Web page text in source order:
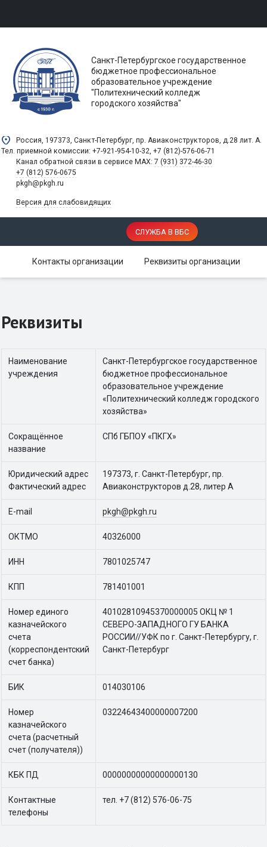
Санкт-Петербургское государственное
бюджетное профессиональное
образовательное учреждение
"Политехнический колледж
городского хозяйства"
Россия, 197373, Санкт-Петербург, пр. Авиаконструкторов, д.28 лит. A.
Тел. приемной комиссии: +7-921-954-10-32, +7 (812)-576-06-71
Канал обратной связи в сервисе MAX: 7 (931) 372-46-30
+7 (812) 576-0675
pkgh@pkgh.ru
Версия для слабовидящих
СЛУЖБА В ВБС
Контакты организации Реквизиты организации
Реквизиты
Наименование
учреждения
Санкт-Петербургское государственное
бюджетное профессиональное
образовательное учреждение
«Политехнический колледж городского
хозяйства»
Сокращённое
название
СПб ГБПОУ «ПКГХ»
Юридический адрес
Фактический адрес
197373, г. Санкт-Петербург, пр.
Авиаконструкторов д.28, литер А
E-mail pkgh@pkgh.ru
ОКТМО 40326000
ИНН 7801025747
КПП 781401001
Номер единого
казначейского
счета
(корреспондентский
счет банка)
40102810945370000005 ОКЦ № 1
СЕВЕРО-ЗАПАДНОГО ГУ БАНКА
РОССИИ//УФК по г. Санкт-Петербургу, г.
Санкт-Петербург
БИК 014030106
Номер
казначейского
счета (расчетный
счет (получателя))
03224643400000007200
КБК ПД 00000000000000000130
Контактные
телефоны
тел. +7 (812) 576-06-75